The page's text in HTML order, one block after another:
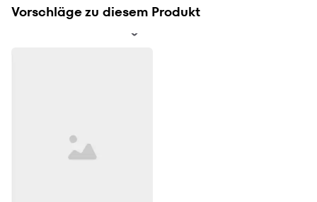
Vorschläge zu diesem Produkt